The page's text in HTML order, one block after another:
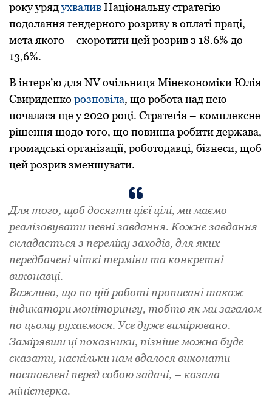
року урядухваливНаціональну стратегію
подолання гендерного розриву в оплаті праці,
мета якого – скоротити цей розрив з 18.6% до
13,6%.
В інтерв’ю для NV очільниця Мінекономіки Юлія
Свириденко розповіла, що робота над нею
почалася ще у 2020 році. Стратегія – комплексне
рішення щодо того, що повинна робити держава,
громадські організації, роботодавці, бізнеси, щоб
цей розрив зменшувати.
Для того, щоб досягти цієї цілі, ми маємо
реалізовувати певні завдання. Кожне завдання
складається з переліку заходів, для яких
передбачені чіткі терміни та конкретні
виконавці.
Важливо, що по цій роботі прописані також
індикатори моніторингу, тобто як ми загалом
по цьому рухаємося. Усе дуже вимірювано.
Замірявши ці показники, пізніше можна буде
сказати, наскільки нам вдалося виконати
поставлені перед собою задачі, – казала
міністерка.